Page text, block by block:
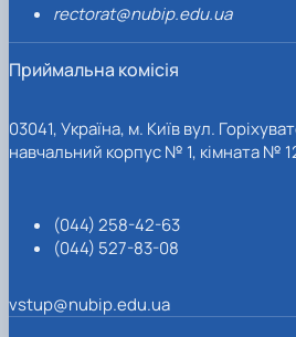
rectorat@nubip.edu.ua
Приймальна комісія
03041, Україна, м. Київ вул.
навчальний корпус № 1, кімната №
(044) 258-42-63
(044) 527-83-08
vstup@nubip.edu.ua